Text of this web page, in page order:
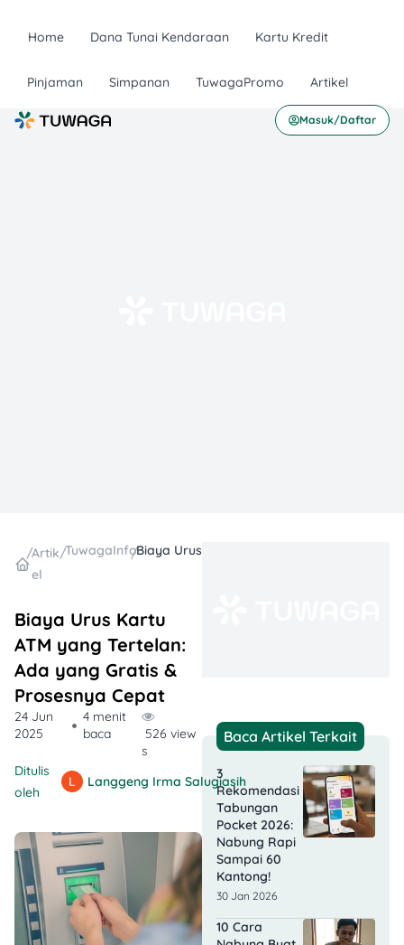
Home Dana Tunai Kendaraan Kartu Kredit
Pinjaman Simpanan TuwagaPromo Artikel
Masuk/Daftar
/Artik
el
/TuwagaInfo
/
Biaya Urus Kartu
ATM yang Tertelan:
Ada yang Gratis &
Prosesnya Cepat
24 Jun
2025
4 menit
baca
526 view
s
Ditulis
oleh
Langgeng Irma Salugiasih
Baca Artikel Terkait
3
Rekomendasi
Tabungan
Pocket 2026:
Nabung Rapi
Sampai 60
Kantong!
30 Jan 2026
10 Cara